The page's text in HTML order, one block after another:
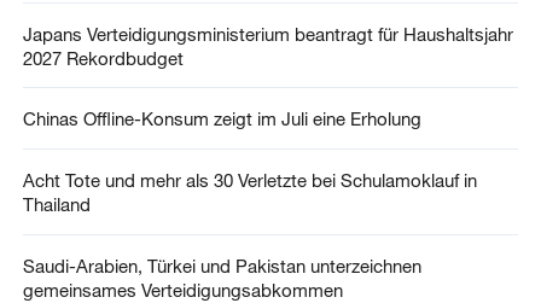
Japans Verteidigungsministerium beantragt für Haushaltsjahr
2027 Rekordbudget
Chinas Offline-Konsum zeigt im Juli eine Erholung
Acht Tote und mehr als 30 Verletzte bei Schulamoklauf in
Thailand
Saudi-Arabien, Türkei und Pakistan unterzeichnen
gemeinsames Verteidigungsabkommen